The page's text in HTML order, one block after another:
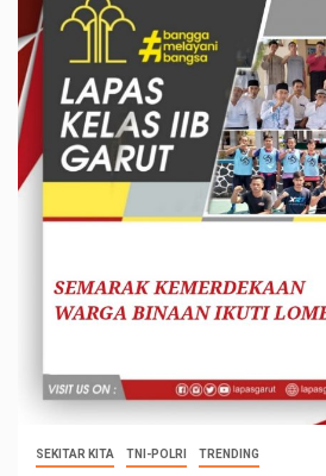
SEKITAR KITA TNI-POLRI TRENDING